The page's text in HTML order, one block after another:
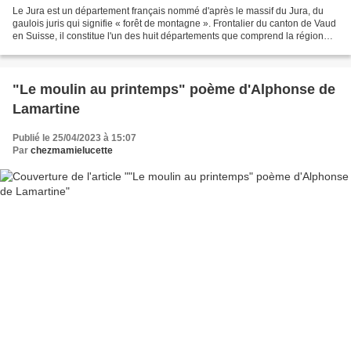
Le Jura est un département français nommé d'après le massif du Jura, du
gaulois juris qui signifie « forêt de montagne ». Frontalier du canton de Vaud
en Suisse, il constitue l'un des huit départements que comprend la région
"Le moulin au printemps" poème d'Alphonse de
Lamartine
Publié le 25/04/2023 à 15:07
Par chezmamielucette